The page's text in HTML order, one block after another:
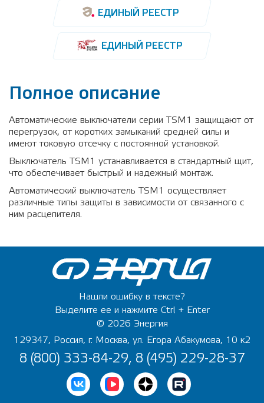
ЕДИНЫЙ РЕЕСТР
ЕДИНЫЙ РЕЕСТР
Полное описание
Автоматические выключатели серии TSM1 защищают от
перегрузок, от коротких замыканий средней силы и
имеют токовую отсечку с постоянной установкой.
Выключатель TSM1 устанавливается в стандартный щит,
что обеспечивает быстрый и надежный монтаж.
Автоматический выключатель TSM1 осуществляет
различные типы защиты в зависимости от связанного с
ним расцепителя.
Нашли ошибку в тексте?
Выделите ее и нажмите Ctrl + Enter
© 2026 Энергия
129347, Россия, г. Москва, ул. Егора Абакумова, 10 к2
8 (800) 333-84-29, 8 (495) 229-28-37